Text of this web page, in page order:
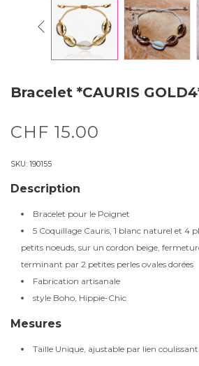
Bracelet *CAURIS
CHF 15.00
SKU: 190155
Description
Bracelet pour le Poignet
5 Coquillage Cauris, 1 blanc naturel et 4
petits noeuds, sur un cordon beige,
terminant par 2 petites perles ovales dorées
Fabrication artisanale
style Boho, Hippie-Chic
Mesures
Taille Unique, ajustable par lien coulissant